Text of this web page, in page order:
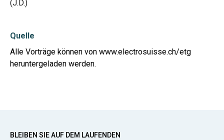
(J.D.)
Quelle
Alle Vorträge können von www.electrosuisse.ch/etg
heruntergeladen werden.
BLEIBEN SIE AUF DEM LAUFENDEN